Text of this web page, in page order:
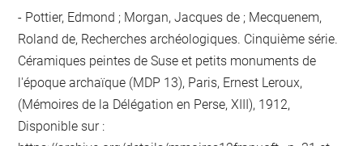
Pottier, Edmond ; Morgan, Jacques de ; Mecquenem,
Roland de, Recherches archéologiques. Cinquième série.
Céramiques peintes de Suse et petits monuments de
l'époque archaïque (MDP 13), Paris, Ernest Leroux,
(Mémoires de la Délégation en Perse, XIII), 1912,
Disponible sur :